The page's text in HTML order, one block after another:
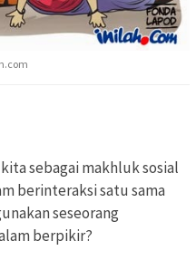
sebagai makhluk sosial
berinteraksi satu sama
seseorang
berpikir?